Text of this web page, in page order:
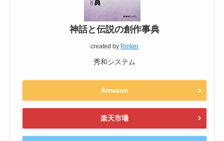
神話と伝説の創作事典
created by Rinker
秀和システム
Amazon
楽天市場